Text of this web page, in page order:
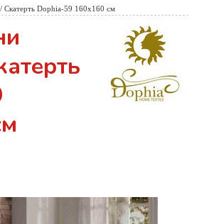
/ Скатерть Dophia-59 160x160 см